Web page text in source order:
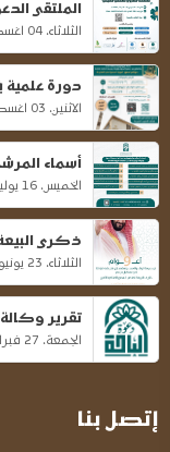
الملتقى
الثلاثاء، 04 اغسطس 2026
دورة علمية
الاثنين، 03 اغسطس 2026
الخميس، 16 يوليو 2026
الثلاثاء، 23 يونيو 2026
تقرير
الجمعة، 27 فبراير 2026
إتصل بنا